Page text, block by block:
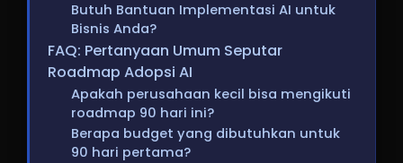
Butuh Bantuan Implementasi AI untuk
Bisnis Anda?
FAQ: Pertanyaan Umum Seputar
Roadmap Adopsi AI
Apakah perusahaan kecil bisa mengikuti
roadmap 90 hari ini?
Berapa budget yang dibutuhkan untuk
90 hari pertama?